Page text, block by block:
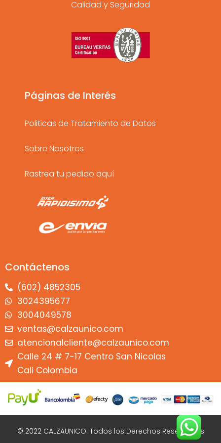
s
t
a
g
a
m
c
e
b
o
k
u
t
b
Calidad y Seguridad
Páginas de Interés
Politicas de Tratamiento de Datos
Sobre Nosotros
Rastrea tu pedido aquí
Contáctenos
(602) 4852305
3024395677
3004049578
ventas@calzaunico.com
atencionalcliente@calzaunico.com
Calle 24 # 7-17 Centro San Nicolas
Cali Colombia
© 2022 CALZAUNICO. Todos los Derechos Reservados